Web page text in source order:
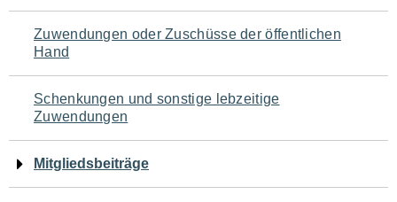
Zuwendungen oder Zuschüsse der öffentlichen
Hand
Schenkungen und sonstige lebzeitige
Zuwendungen
Mitgliedsbeiträge